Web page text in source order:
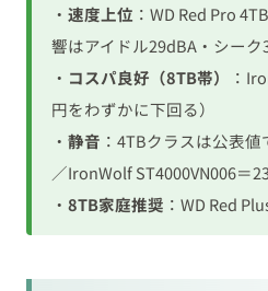
・ 速度上位 ：WD Red Pro
響はアイドル29dBA・シー
・ コスパ良好（8TB帯）
：
円をわずかに下回る）
・ 静音 ：4TBクラスは公表
／IronWolf ST4000VN006＝
・ 8TB家庭推奨 ：WD Red